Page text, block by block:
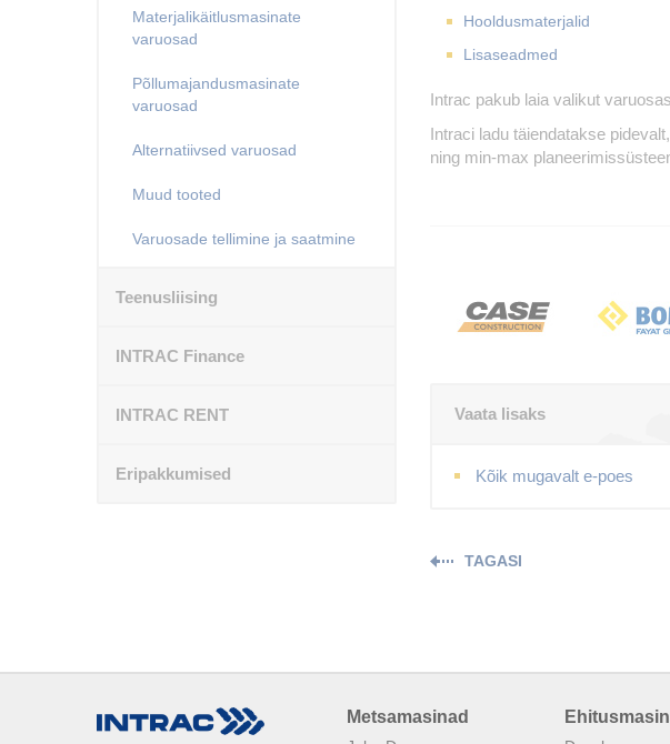
Hooldusmaterjalid
Lisaseadmed
Intrac pakub laia valikut
Intraci ladu täiendatakse
ning min-max
Vaata lisaks
Kõik mugavalt e-poes
TAGASI
Materjalikäitlusmasinate
varuosad
Põllumajandusmasinate
varuosad
Alternatiivsed varuosad
Muud tooted
Varuosade tellimine ja saatmine
Teenusliising
INTRAC Finance
INTRAC RENT
Eripakkumised
Metsamasinad